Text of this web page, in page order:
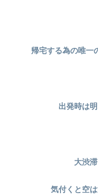
帰宅する為の唯一
出発時は
大渋
気付くと空